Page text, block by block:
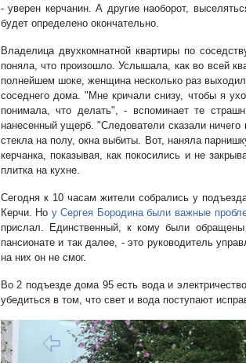
- уверен керчанин. А другие наоборот,
будет определено окончательно.
Владелица двухкомнатной квартиры по
поняла, что произошло. Услышала, как во всей
полнейшем шоке, женщина несколько раз
соседнего дома. "Мне кричали снизу, чтобы я
понимала, что делать", - вспоминает те
нанесенный ущерб. "Следователи сказали
стекла на полу, окна выбиты. Вот, наняла
керчанка, показывая, как покосились и не
плитка на кухне.
Сегодня к 10 часам жители собрались у
Керчи. Но у Сергея Бородина были важные
прислал. Единственный, к кому были
пансионате и так далее, - это руководитель
на них он не смог.
Во 2 подъезде дома 95 есть вода и
убедиться в том, что свет и вода поступают